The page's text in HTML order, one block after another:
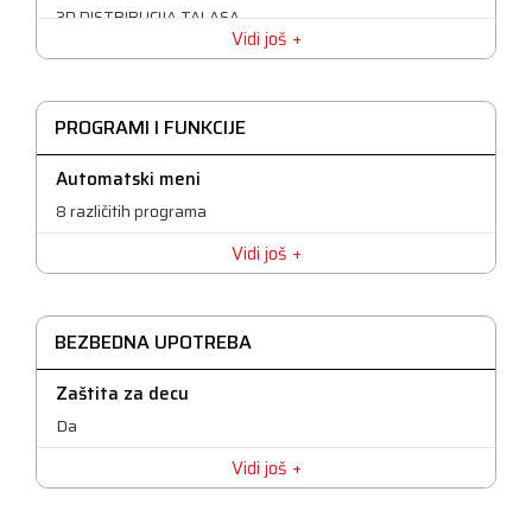
3D DISTRIBUCIJA TALASA
Kontrola
Digitalna
LED Displej
Da
Signal za kraj programa
700 W
Vidi još
PROGRAMI I FUNKCIJE
Automatski meni
8 različitih programa
Vidi još
BEZBEDNA UPOTREBA
Zaštita za decu
Da
Vidi još